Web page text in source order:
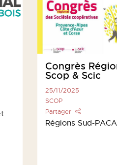
Congrès
Scop & Scic
25/11/2025
SCOP
Partager
Régions Sud-